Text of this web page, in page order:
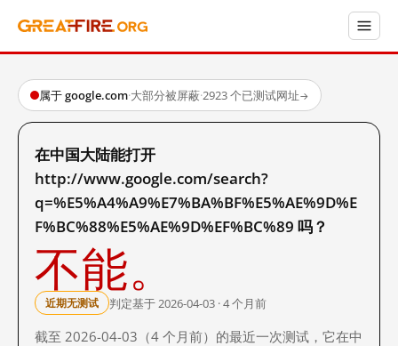
属于 google.com·大部分被屏蔽·2923 个已测试网址→
在中国大陆能打开
http://www.google.com/search?
q=%E5%A4%A9%E7%BA%BF%E5%AE%9D%E
F%BC%88%E5%AE%9D%EF%BC%89 吗？
不能。
近期无测试 判定基于 2026-04-03 · 4 个月前
截至 2026-04-03（4 个月前）的最近一次测试，它在中